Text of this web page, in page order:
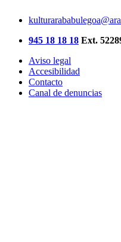
945 18 18 18 Ext.
Aviso legal
Accesibilidad
Contacto
Canal de denuncias